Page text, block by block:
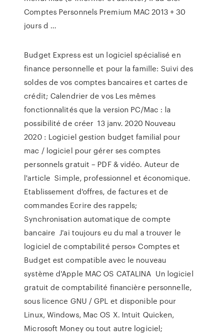
Comptes Personnels Premium MAC 2013 + 30
jours d ...
Budget Express est un logiciel spécialisé en
finance personnelle et pour la famille: Suivi des
soldes de vos comptes bancaires et cartes de
crédit; Calendrier de vos Les mêmes
fonctionnalités que la version PC/Mac : la
possibilité de créer 13 janv. 2020 Nouveau
2020 : Logiciel gestion budget familial pour
mac / logiciel pour gérer ses comptes
personnels gratuit – PDF & vidéo. Auteur de
l'article Simple, professionnel et économique.
Etablissement d'offres, de factures et de
commandes Ecrire des rappels;
Synchronisation automatique de compte
bancaire J'ai toujours eu du mal a trouver le
logiciel de comptabilité perso» Comptes et
Budget est compatible avec le nouveau
système d'Apple MAC OS CATALINA Un logiciel
gratuit de comptabilité financière personnelle,
sous licence GNU / GPL et disponible pour
Linux, Windows, Mac OS X. Intuit Quicken,
Microsoft Money ou tout autre logiciel;